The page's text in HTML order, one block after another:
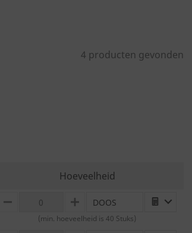
4 producten gevonden
Hoeveelheid
MINUS PLUSDOOS
(min. hoeveelheid is 40 Stuks)